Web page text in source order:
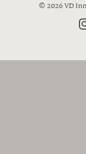
© 2026 VD